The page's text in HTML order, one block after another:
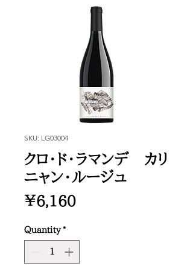
SKU: LG03004
クロ・ド・ラマンデ カリ
ニャン・ルージュ
¥6,160Price
Quantity *